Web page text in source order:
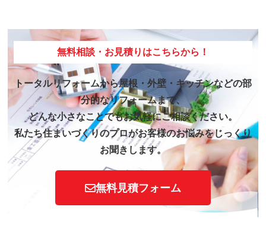
無料相談・お見積りはこちらから！
トータルリフォームから屋根・外壁・キッチンなどの部
分的なリフォームまで、
どんな小さなことでもお気軽にご相談ください。
私たち住まいづくりのプロがお客様のお悩みをじっくり
お聞きします。
無料見積フォーム